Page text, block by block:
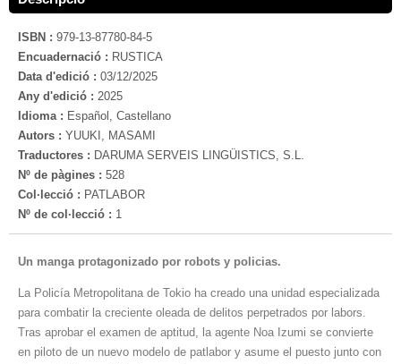
ISBN : 979-13-87780-84-5
Encuadernació : RUSTICA
Data d'edició : 03/12/2025
Any d'edició : 2025
Idioma : Español, Castellano
Autors : YUUKI, MASAMI
Traductores : DARUMA SERVEIS LINGÜISTICS, S.L.
Nº de pàgines : 528
Col·lecció : PATLABOR
Nº de col·lecció : 1
Un manga protagonizado por robots y policias.
La Policía Metropolitana de Tokio ha creado una unidad especializada
para combatir la creciente oleada de delitos perpetrados por labors.
Tras aprobar el examen de aptitud, la agente Noa Izumi se convierte
en piloto de un nuevo modelo de patlabor y asume el puesto junto con